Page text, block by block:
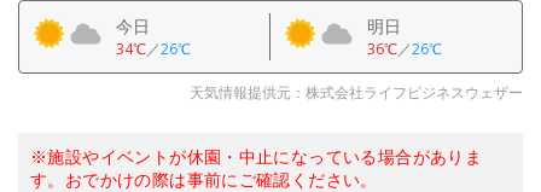
今日
34℃／26℃
明日
36℃／26℃
天気情報提供元：株式会社ライフビジネスウェザー
※施設やイベントが休園・中止になっている場合がありま
す。おでかけの際は事前にご確認ください。